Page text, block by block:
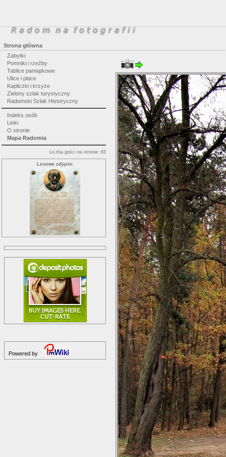
Strona główna
Zabytki
Pomniki i rzeźby
Tablice pamiątkowe
Ulice i place
Kapliczki i krzyże
Zielony szlak turystyczny
Radomski Szlak Historyczny
Indeks osób
Linki
O stronie
Mapa Radomia
Liczba gości na stronie: 83
Losowe zdjęcie:
Powered by